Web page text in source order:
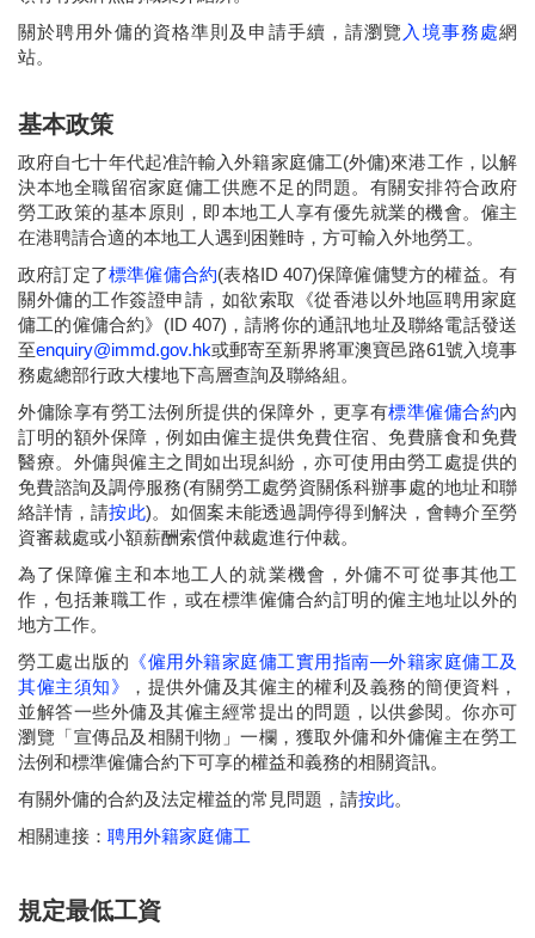
關於聘用外傭的資格準則及申請手續，請瀏覽 入境事務處網
站。
基本政策
政府自七十年代起准許輸入外籍家庭傭工(外傭)來港工作，以解
決本地全職留宿家庭傭工供應不足的問題。有關安排符合政府
勞工政策的基本原則，即本地工人享有優先就業的機會。僱主
在港聘請合適的本地工人遇到困難時，方可輸入外地勞工。
政府訂定了標準僱傭合約(表格ID 407)保障僱傭雙方的權益。有
關外傭的工作簽證申請，如欲索取《從香港以外地區聘用家庭
傭工的僱傭合約》(ID 407)，請將你的通訊地址及聯絡電話發送
至enquiry@immd.gov.hk或郵寄至新界將軍澳寶邑路61號入境事
務處總部行政大樓地下高層查詢及聯絡組。
外傭除享有勞工法例所提供的保障外，更享有標準僱傭合約內
訂明的額外保障，例如由僱主提供免費住宿、免費膳食和免費
醫療。外傭與僱主之間如出現糾紛，亦可使用由勞工處提供的
免費諮詢及調停服務(有關勞工處勞資關係科辦事處的地址和聯
絡詳情，請按此)。如個案未能透過調停得到解決，會轉介至勞
資審裁處或小額薪酬索償仲裁處進行仲裁。
為了保障僱主和本地工人的就業機會，外傭不可從事其他工
作，包括兼職工作，或在標準僱傭合約訂明的僱主地址以外的
地方工作。
勞工處出版的 《僱用外籍家庭傭工實用指南—外籍家庭傭工及
其僱主須知》
，提供外傭及其僱主的權利及義務的簡便資料，
並解答一些外傭及其僱主經常提出的問題，以供參閱。你亦可
瀏覽「宣傳品及相關刊物」一欄，獲取外傭和外傭僱主在勞工
法例和標準僱傭合約下可享的權益和義務的相關資訊。
有關外傭的合約及法定權益的常見問題，請按此。
相關連接： 聘用外籍家庭傭工
規定最低工資